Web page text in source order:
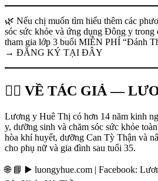
🌿 Nếu chị muốn tìm hiểu thêm các
sóc sức khỏe và ứng dụng Đông y trong
tham gia lớp 3 buổi MIỄN PHÍ “Đánh
→ ĐĂNG KÝ TẠI ĐÂY
👩‍⚕️ VỀ TÁC GIẢ —
Lương y Huê Thị có hơn 14 năm kinh
y, dưỡng sinh và chăm sóc sức khỏe
hòa khí huyết, dưỡng Can Tỳ Thận và
cho phụ nữ và gia đình sau tuổi 35.
🌐 📘 ▶️ luongyhue.com | Facebook: